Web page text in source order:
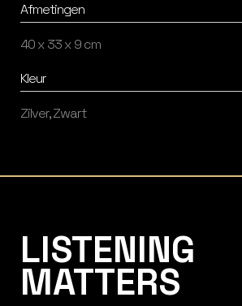
Afmetingen
40 x 33 x 9 cm
Kleur
Zilver, Zwart
LISTENING
MATTERS